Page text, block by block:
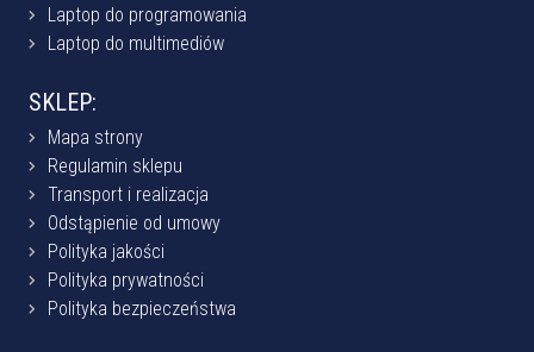
Laptop do programowania
Laptop do multimediów
SKLEP:
Mapa strony
Regulamin sklepu
Transport i realizacja
Odstąpienie od umowy
Polityka jakości
Polityka prywatności
Polityka bezpieczeństwa